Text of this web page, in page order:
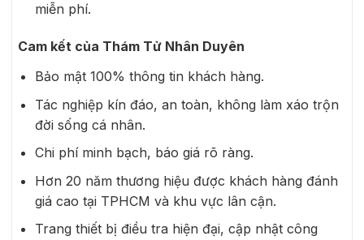
miễn phí.
Cam kết của Thám Tử Nhân Duyên
Bảo mật 100% thông tin khách hàng.
Tác nghiệp kín đáo, an toàn, không làm xáo trộn
đời sống cá nhân.
Chi phí minh bạch, báo giá rõ ràng.
Hơn 20 năm thương hiệu được khách hàng đánh
giá cao tại TPHCM và khu vực lân cận.
Trang thiết bị điều tra hiện đại, cập nhật công